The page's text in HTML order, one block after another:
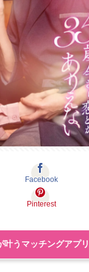
Facebook
Pinterest
叶うマッチングアプ